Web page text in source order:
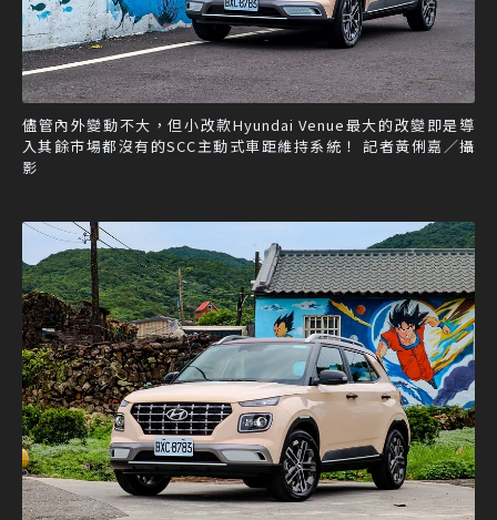
儘管內外變動不大，但小改款Hyundai Venue最大的改變即是導
入其餘市場都沒有的SCC主動式車距維持系統！ 記者黃俐嘉／攝
影